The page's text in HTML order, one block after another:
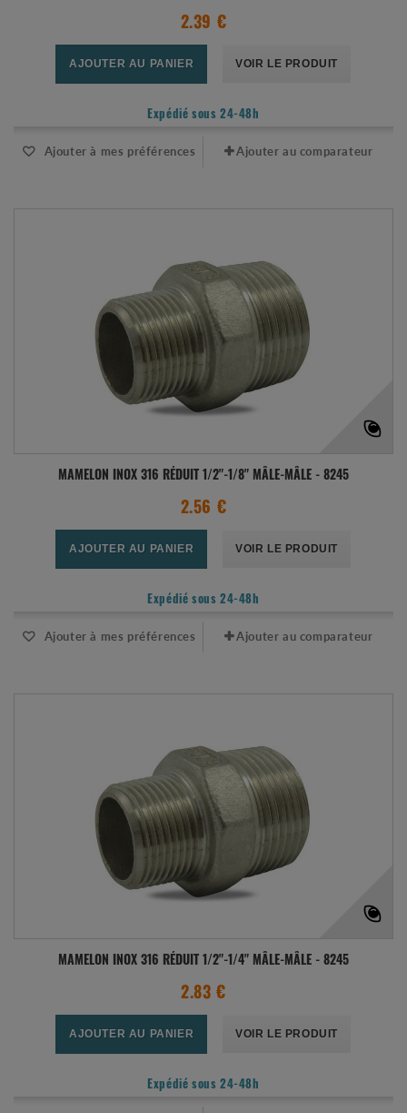
2.39 €
AJOUTER AU PANIER VOIR LE PRODUIT
Expédié sous 24-48h
Ajouter à mes préférences Ajouter au comparateur
MAMELON INOX 316 RÉDUIT 1/2"-1/8" MÂLE-MÂLE - 8245
2.56 €
AJOUTER AU PANIER VOIR LE PRODUIT
Expédié sous 24-48h
Ajouter à mes préférences Ajouter au comparateur
MAMELON INOX 316 RÉDUIT 1/2"-1/4" MÂLE-MÂLE - 8245
2.83 €
AJOUTER AU PANIER VOIR LE PRODUIT
Expédié sous 24-48h